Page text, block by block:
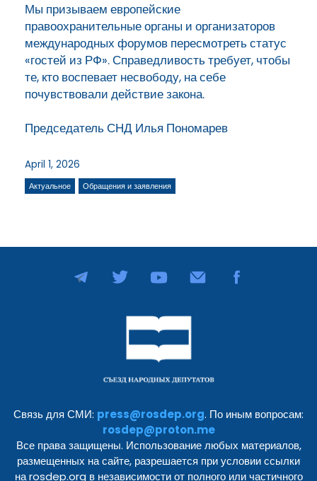
Мы призываем европейские
правоохранительные органы и организаторов
международных форумов пересмотреть статус
«гостей из РФ». Справедливость требует, чтобы
те, кто воспевает несвободу, на себе
почувствовали действие закона.
Председатель СНД Илья Пономарев
April 1, 2026
Актуальное Обращения и заявления
Связь для СМИ: press@rosdep.org. По иным вопросам:
rosdep@proton.me
Все права защищены. Использование любых материалов,
размещенных на сайте, разрешается при условии ссылки
на rosdep.org в независимости от полного или частичного